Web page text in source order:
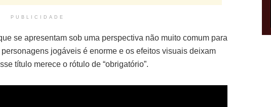
PUBLICIDADE
se apresentam sob uma perspectiva não muito comum para
jogáveis é enorme e os efeitos visuais deixam
título merece o rótulo de “obrigatório”.